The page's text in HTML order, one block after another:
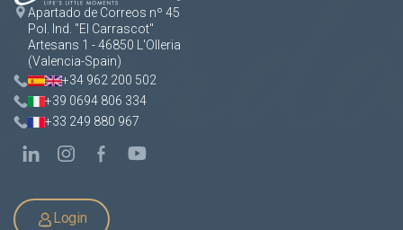
Apartado de Correos nº 45
Pol. Ind. "El Carrascot"
Artesans 1 - 46850 L'Olleria
(Valencia-Spain)
+34 962 200 502
+39 0694 806 334
+33 249 880 967
Login